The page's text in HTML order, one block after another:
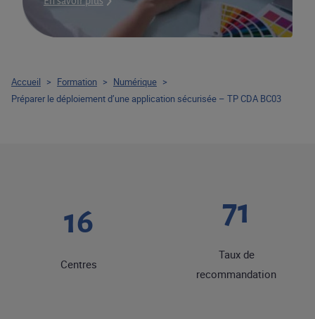
20
Centres
88
Taux de
recommandation
Accueil > Formation > Numérique >
Préparer le déploiement d’une application sécurisée – TP CDA BC03